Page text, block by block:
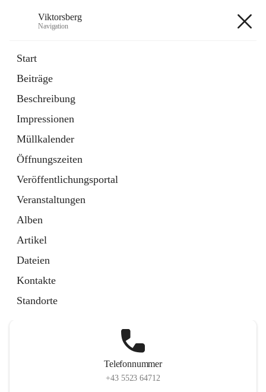
Viktorsberg
Navigation
Start
Beiträge
Beschreibung
Impressionen
Müllkalender
Öffnungszeiten
Veröffentlichungsportal
Veranstaltungen
Alben
Artikel
Dateien
Kontakte
Standorte
1 Schnellzugriff
Bürgerservice
10 Schnellzugriffe
Telefonnummer
+43 5523 64712